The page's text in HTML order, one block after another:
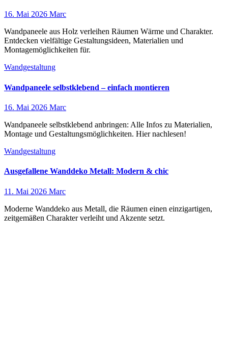
16. Mai 2026 Marc
Wandpaneele aus Holz verleihen Räumen Wärme und Charakter.
Entdecken vielfältige Gestaltungsideen, Materialien und
Montagemöglichkeiten für.
Wandgestaltung
Wandpaneele selbstklebend – einfach montieren
16. Mai 2026 Marc
Wandpaneele selbstklebend anbringen: Alle Infos zu Materialien,
Montage und Gestaltungsmöglichkeiten. Hier nachlesen!
Wandgestaltung
Ausgefallene Wanddeko Metall: Modern & chic
11. Mai 2026 Marc
Moderne Wanddeko aus Metall, die Räumen einen einzigartigen,
zeitgemäßen Charakter verleiht und Akzente setzt.